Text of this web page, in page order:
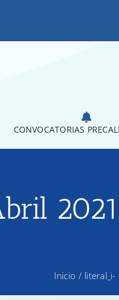
CONVOCATORIAS
2021
Inicio /